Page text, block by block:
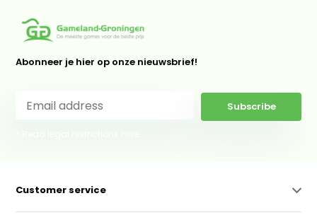
Abonneer je hier op onze nieuwsbrief!
Subscribe
Customer service